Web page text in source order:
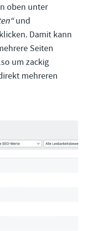
oben unter
und
Damit kann
Seiten
um zackig
mehreren